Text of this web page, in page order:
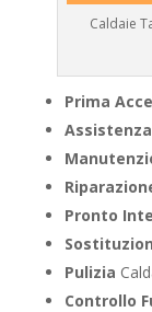
Caldaie
Prima
Assistenza
Pronto
Pulizia
Controllo